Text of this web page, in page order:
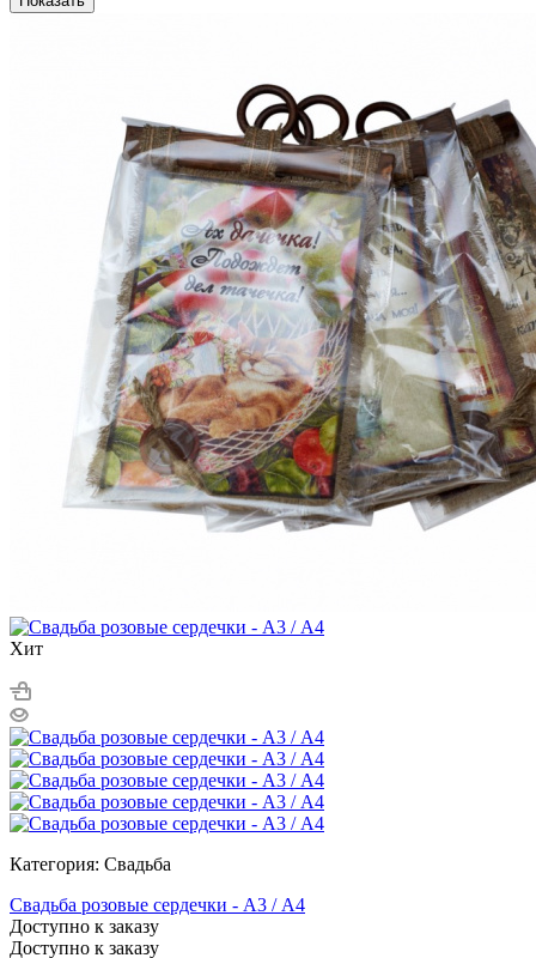
Хит
Категория: Свадьба
Свадьба розовые сердечки - А3 / А4
Доступно к заказу
Доступно к заказу